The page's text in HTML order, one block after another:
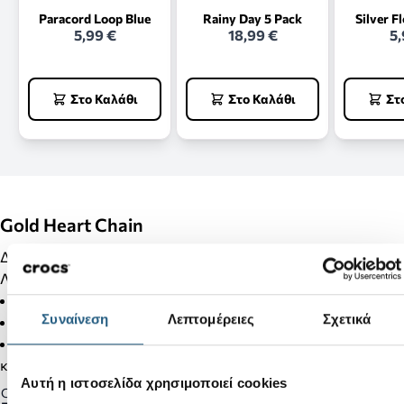
Συναίνεση Λεπτομέρειες Σχετικά
Αυτή η ιστοσελίδα χρησιμοποιεί cookies
Paracord Loop Blue
5,99 €
Στο Καλάθι
Rainy Day 5 Pack
18,99 €
Στο Καλάθι
Silver
Gold Heart Chain
Διακόσμησε τα Crocs σου με Jibbitz και κάνε τα μοναδικά!!!
Λεπτομέρειες Προϊόντος:
Δεν είναι παιχνίδι.
Δεν απευθύνεται σε παιδιά κάτω των 3 ετών.
Στα προϊόντα της κατηγορίας Jibbitz δεν γίνονται αλλαγές
και επιστροφές.
Gender: